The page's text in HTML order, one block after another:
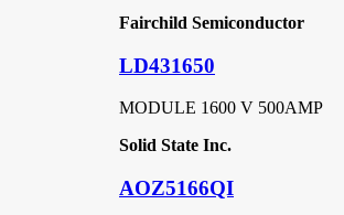
Fairchild Semiconductor
LD431650
MODULE 1600 V 500AMP
Solid State Inc.
AOZ5166QI